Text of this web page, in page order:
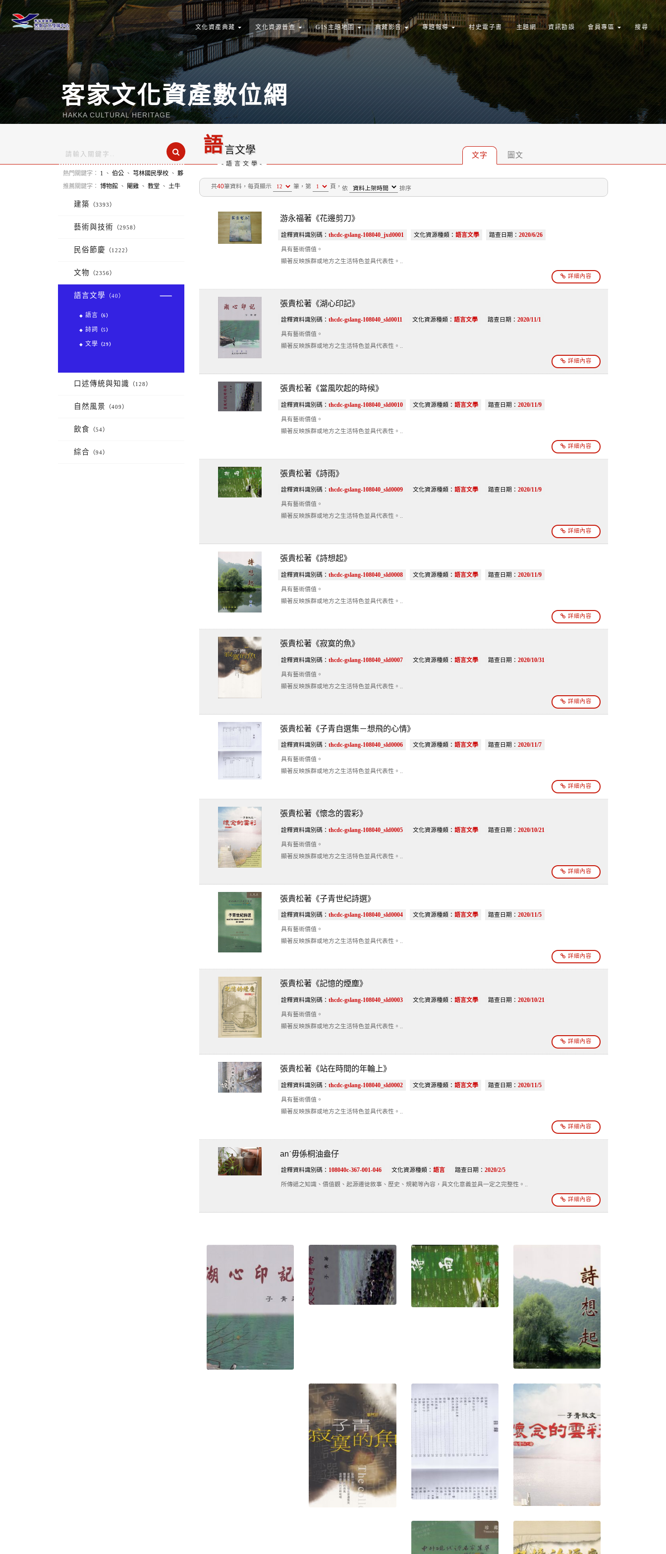
文化資產典藏 文化資源普查 GIS主題地圖 典藏影音 專題報導 村史電子書 主題網 資訊勘誤 會員專區 搜尋
客家文化資產數位網
HAKKA CULTURAL HERITAGE
熱門關鍵字： 1 、 伯公 、 芎林國民學校 、 夥
房 、 南岸 、 杉林 、 苗栗郡 、 東勢
推薦關鍵字： 博物館 、 閹雞 、 教堂 、 土牛
建築 （3393）
藝術與技術 （2958）
民俗節慶 （1222）
文物 （2356）
語言文學 （40）
◆ 語言 （6）
◆ 詩詞 （5）
◆ 文學 （29）
口述傳統與知識 （128）
自然風景 （409）
飲食 （54）
綜合 （94）
語言文學
- 語言文學 -
文字 圖文
共40筆資料， 每頁顯示 筆， 第 頁， 依 排序
詳細內容
游永福著《花邊剪刀》
詮釋資料識別碼： thcdc-gslang-108040_jxd0001 文化資源種類： 語言文學 踏查日期： 2020/6/26
具有藝術價值。
顯著反映族群或地方之生活特色並具代表性。..
詳細內容
張貴松著《湖心印記》
詮釋資料識別碼： thcdc-gslang-108040_sld0011 文化資源種類： 語言文學 踏查日期： 2020/11/1
具有藝術價值。
顯著反映族群或地方之生活特色並具代表性。..
詳細內容
張貴松著《當風吹起的時候》
詮釋資料識別碼： thcdc-gslang-108040_sld0010 文化資源種類： 語言文學 踏查日期： 2020/11/9
具有藝術價值。
顯著反映族群或地方之生活特色並具代表性。..
詳細內容
張貴松著《詩雨》
詮釋資料識別碼： thcdc-gslang-108040_sld0009 文化資源種類： 語言文學 踏查日期： 2020/11/9
具有藝術價值。
顯著反映族群或地方之生活特色並具代表性。..
詳細內容
張貴松著《詩想起》
詮釋資料識別碼： thcdc-gslang-108040_sld0008 文化資源種類： 語言文學 踏查日期： 2020/11/9
具有藝術價值。
顯著反映族群或地方之生活特色並具代表性。..
詳細內容
張貴松著《寂寞的魚》
詮釋資料識別碼： thcdc-gslang-108040_sld0007 文化資源種類： 語言文學 踏查日期： 2020/10/31
具有藝術價值。
顯著反映族群或地方之生活特色並具代表性。..
詳細內容
張貴松著《子青自選集－想飛的心情》
詮釋資料識別碼： thcdc-gslang-108040_sld0006 文化資源種類： 語言文學 踏查日期： 2020/11/7
具有藝術價值。
顯著反映族群或地方之生活特色並具代表性。..
詳細內容
張貴松著《懷念的雲彩》
詮釋資料識別碼： thcdc-gslang-108040_sld0005 文化資源種類： 語言文學 踏查日期： 2020/10/21
具有藝術價值。
顯著反映族群或地方之生活特色並具代表性。..
詳細內容
張貴松著《子青世紀詩選》
詮釋資料識別碼： thcdc-gslang-108040_sld0004 文化資源種類： 語言文學 踏查日期： 2020/11/5
具有藝術價值。
顯著反映族群或地方之生活特色並具代表性。..
詳細內容
張貴松著《記憶的煙塵》
詮釋資料識別碼： thcdc-gslang-108040_sld0003 文化資源種類： 語言文學 踏查日期： 2020/10/21
具有藝術價值。
顯著反映族群或地方之生活特色並具代表性。..
詳細內容
張貴松著《站在時間的年輪上》
詮釋資料識別碼： thcdc-gslang-108040_sld0002 文化資源種類： 語言文學 踏查日期： 2020/11/5
具有藝術價值。
顯著反映族群或地方之生活特色並具代表性。..
詳細內容
anˊ毋係桐油盎仔
詮釋資料識別碼： 108040c-367-001-046 文化資源種類： 語言 踏查日期： 2020/2/5
所傳遞之知識、價值觀、起源遷徙敘事、歷史、規範等內容，具文化意義並具一定之完整性。..